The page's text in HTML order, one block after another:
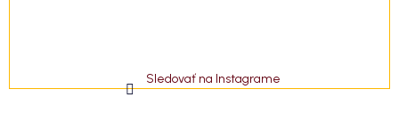
Sledovať na Instagrame